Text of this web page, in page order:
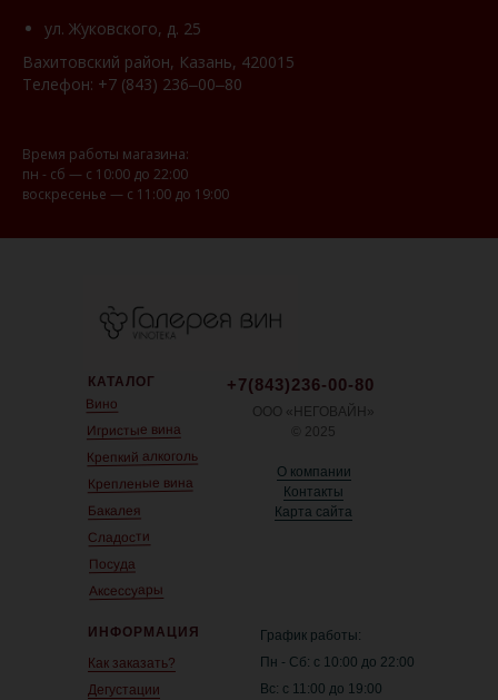
ул. Жуковского, д. 25
Вахитовский район, Казань, 420015
Телефон: +7 (843) 236‒00‒80
Время работы магазина:
пн - сб — с 10:00 до 22:00
воскресенье — с 11:00 до 19:00
КАТАЛОГ
Вино
Игристые вина
Крепкий алкоголь
Крепленые вина
Бакалея
Сладости
Посуда
Аксессуары
ИНФОРМАЦИЯ
Как заказать?
Дегустации
График работы:
Пн - Сб: с 10:00 до 22:00
Вс: с 11:00 до 19:00
ООО «НЕГОВАЙН»
© 2025
О компании
Контакты
Карта сайта
+7(843)236-00-80